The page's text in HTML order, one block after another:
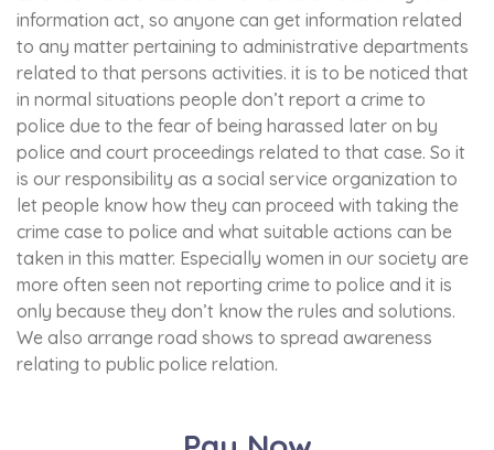
तो क्या करें? भारत में साइबर अपराध का सामना करने के बाद, घटना के सभी विवरणों
को दस्तावेजित करके तत्काल कार्रवाई करना महत्वपूर्ण है, जिसमें स्क्रीनशॉट या
ईमेल जैसे सबूत शामिल हैं। सबसे पहले, किसी भी पुलिस स्टेशन में या राष्ट्रीय
साइबर अपराध रिपोर्टिंग पोर्टल के माध्यम से प्रथम सूचना रिपोर्ट (FIR) दर्ज करें।
विशेष सहायता के लिए निकटतम साइबर अपराध सेल से संपर्क करें। खातों को
सुरक्षित रखने और धोखाधड़ी की निगरानी करने के लिए बैंकों, क्रेडिट ब्यूरो और सेवा
प्रदाताओं जैसे प्रासंगिक संगठनों को सूचित करें। साइबर कानूनों के तहत अपने
विकल्पों को समझने के लिए हैक किए गए खातों के पासवर्ड बदले और कानूनी सलाह
पर विचार करें। भविष्य की घटनाओं को रोकने के लिए सॉफ्टवेयर को नियमित रूप से
अपडेट करें, विश्वसनीय सुर सुरक्षा सॉफ्टवेयर का उपयोग करें और खुद को और
अपने परिवार को सुरक्षित ऑनलाइन प्रथाओं के बारे में शिक्षित करें।
सदस्य बनें
सदस्य बनें हमारे मुख्य उद्देश्य अपराध एवं अपराधियों से समाज को मुक्त कराना।
नागरिको को कानूनी अधिकार एवं उचित न्याया दिलवाना । गरीब व अहसाय लोगो की
मदद करना। पर्यावरण प्रदुषण को रोकना। महिलाओं पर हो रहे अत्याचारों पर रोक
लगवाना। खाद्य पार्दथों मे मिलवाटखोरो पर अंकुश लगवाना। लोगो को मानव
information act, so anyone can get information related
to any matter pertaining to administrative departments
related to that persons activities. it is to be noticed that
in normal situations people don’t report a crime to
police due to the fear of being harassed later on by
police and court proceedings related to that case. So it
is our responsibility as a social service organization to
let people know how they can proceed with taking the
crime case to police and what suitable actions can be
taken in this matter. Especially women in our society are
more often seen not reporting crime to police and it is
only because they don’t know the rules and solutions.
We also arrange road shows to spread awareness
relating to public police relation.